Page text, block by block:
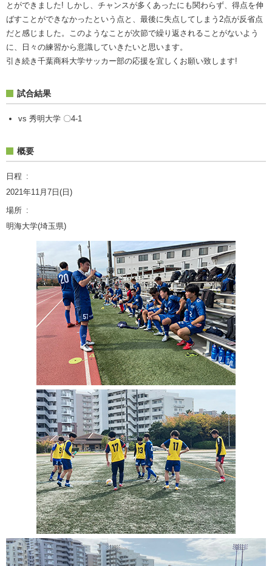
とができました! しかし、チャンスが多くあったにも関わらず、得点を伸
ばすことができなかったという点と、最後に失点してしまう2点が反省点
だと感じました。このようなことが次節で繰り返されることがないよう
に、日々の練習から意識していきたいと思います。
引き続き千葉商科大学サッカー部の応援を宜しくお願い致します!
試合結果
vs 秀明大学 〇4-1
概要
日程
2021年11月7日(日)
場所
明海大学(埼玉県)